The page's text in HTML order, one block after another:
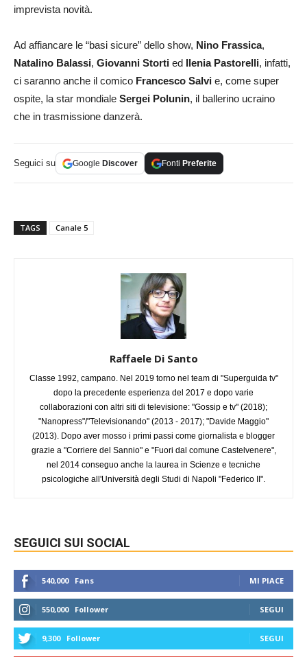
imprevista novità.
Ad affiancare le “basi sicure” dello show, Nino Frassica,
Natalino Balassi, Giovanni Storti ed Ilenia Pastorelli, infatti,
ci saranno anche il comico Francesco Salvi e, come super
ospite, la star mondiale Sergei Polunin, il ballerino ucraino
che in trasmissione danzerà.
Seguici su Google Discover Fonti Preferite
TAGS Canale 5
Raffaele Di Santo
Classe 1992, campano. Nel 2019 torno nel team di "Superguida tv"
dopo la precedente esperienza del 2017 e dopo varie
collaborazioni con altri siti di televisione: "Gossip e tv" (2018);
"Nanopress"/"Televisionando" (2013 - 2017); "Davide Maggio"
(2013). Dopo aver mosso i primi passi come giornalista e blogger
grazie a "Corriere del Sannio" e "Fuori dal comune Castelvenere",
nel 2014 conseguo anche la laurea in Scienze e tecniche
psicologiche all'Università degli Studi di Napoli "Federico II".
SEGUICI SUI SOCIAL
540,000 Fans MI PIACE
550,000 Follower SEGUI
9,300 Follower SEGUI